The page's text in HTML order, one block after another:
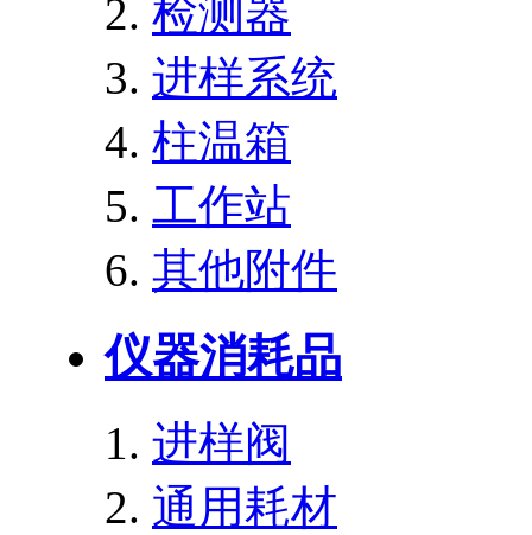
检测器
进样系统
柱温箱
工作站
其他附件
仪器消耗品
进样阀
通用耗材